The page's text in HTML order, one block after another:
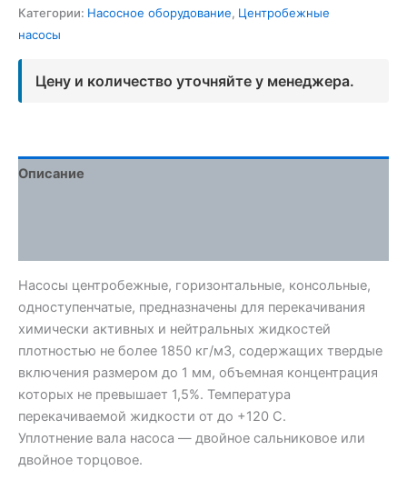
Категории: Насосное оборудование, Центробежные
насосы
Цену и количество уточняйте у менеджера.
Описание
Насосы центробежные, горизонтальные, консольные,
одноступенчатые, предназначены для перекачивания
химически активных и нейтральных жидкостей
плотностью не более 1850 кг/м3, содержащих твердые
включения размером до 1 мм, объемная концентрация
которых не превышает 1,5%. Температура
перекачиваемой жидкости от до +120 С.
Уплотнение вала насоса — двойное сальниковое или
двойное торцовое.